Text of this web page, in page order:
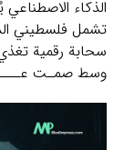
الذكاء
تشمل فلسطيني
سحابة رقمية
وسط صمـت